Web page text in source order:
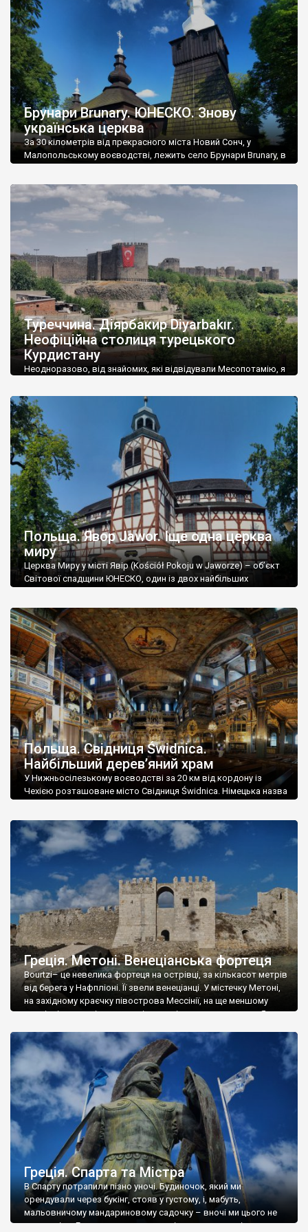
Вони […]
Брунари Brunary. ЮНЕСКО. Знову
українська церква
За 30 кілометрів від прекрасного міста Новий Сонч, у
Малопольському воєводстві, лежить село Брунари Brunary, в
церква – Архангела Михаїла. Її звели у далекому 1653 році, і
це один із еталонів класичного лемківського храму. Перша
згадка про Брунари датується 1335 роком – […]
Туреччина. Діярбакир Diyarbakır.
Неофіційна столиця турецького
Курдистану
Неодноразово, від знайомих, які відвідували Месопотамію, я
Хіба що? Та заради одних стін, які тягнуться на 5800 метрів і
мають 82 башти, які є об’єктом Світової спадщини ЮНЕСКО і,
напевне, найбільшими у Західній Азії, я б поїхав у Діярбакир
Diyarbakır. Виявилося, що місто надзвичайно цікаве, […]
Польща. Явор Jawor. Іще одна церква
миру
Церква Миру у місті Явір (Kościół Pokoju w Jaworze) – об’єкт
Світової спадщини ЮНЕСКО, один із двох найбільших
простоті. Довжина храму 43,5 м, ширина 14 м, а висота 15,7.
Автором проекту був вроцлавський архітектор Альбрехт
фон Зебіш. Через значні обмеження, накладені на […]
Польща. Свідниця Świdnica.
Найбільший дерев’яний храм
У Нижньосілезькому воєводстві за 20 км від кордону із
Чехією розташоване місто Свідниця Świdnica. Німецька назва
належало німцям. Та і до 17 століття, із 14-го Свідниця була
під контролем Священної Римської імперії, фактично
німецької […]
Греція. Метоні. Венеціанська фортеця
Bourtzi– це невелика фортеця на острівці, за кількасот метрів
від берега у Нафпліоні. Її звели венеціанці. У містечку Метоні,
на західному краєчку півострова Мессінії, на ще меншому
острівці, є венеціанське укріплення із такою ж назвою. Я
використовували, для позначення острівних фортець, але ж
ні – виявилося, […]
Греція. Спарта та Містра
В Спарту потрапили пізно уночі. Будиночок, який ми
орендували через букінг, стояв у густому, і, мабуть,
мальовничому мандариновому садочку – вночі ми цього не
розгдеділи. Господар написав – рвіть мандарин скільки